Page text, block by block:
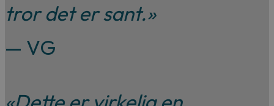
tror det er sant.»
— VG